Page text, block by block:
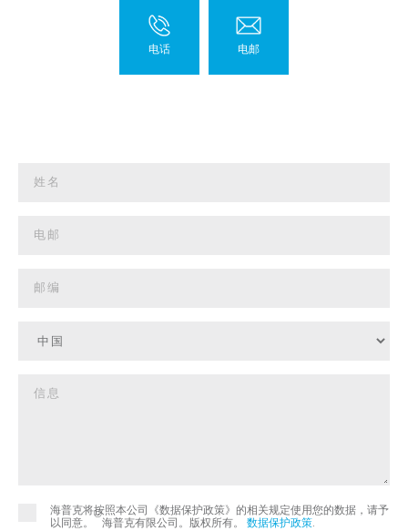
海普克将按照本公司《数据保护政策》的相关规定使用您的数据，请予
以同意。
©
海普克有限公司。版权所有。 数据保护政策.